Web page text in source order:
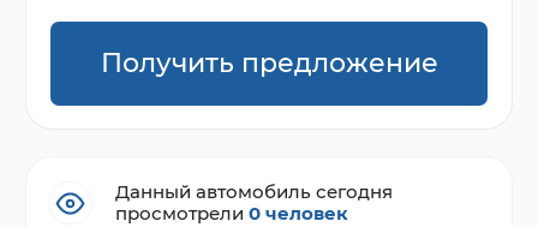
Получить предложение
Данный автомобиль сегодня
просмотрели0 человек